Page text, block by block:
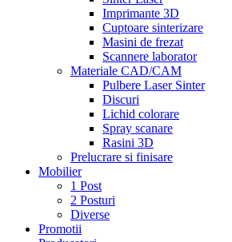
Imprimante 3D
Cuptoare sinterizare
Masini de frezat
Scannere laborator
Materiale CAD/CAM
Pulbere Laser Sinter
Discuri
Lichid colorare
Spray scanare
Rasini 3D
Prelucrare si finisare
Mobilier
1 Post
2 Posturi
Diverse
Promotii